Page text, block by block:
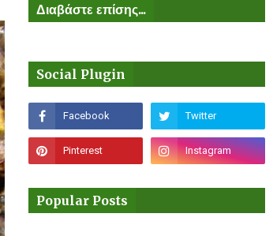
Διαβάστε επίσης...
Social Plugin
Popular Posts